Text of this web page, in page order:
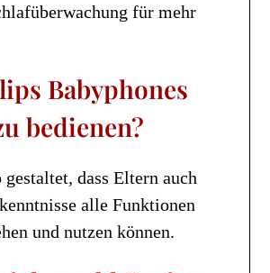
für mehr
Babyphones
bedienen?
gestaltet, dass Eltern auch
alle Funktionen
und nutzen können.